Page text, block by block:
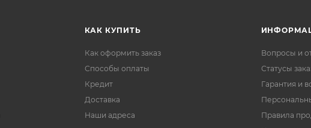
КАК КУПИТЬ
Как оформить заказ
Способы оплаты
Кредит
Доставка
Наши адреса
Вопросы и
Статусы
Гарантия и
Правила